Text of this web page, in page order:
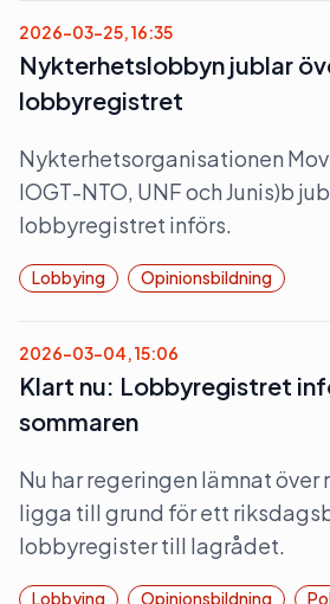
2026-03-25, 16:35
Nykterhetslobbyn jublar
lobbyregistret
Nykterhetsorganisationen
IOGT-NTO, UNF och Junis)b
lobbyregistret införs.
Lobbying Opinionsbildning
2026-03-04, 15:06
Klart nu: Lobbyregistret
sommaren
Nu har regeringen lämnat över
ligga till grund för ett
lobbyregister till lagrådet.
Lobbying Opinionsbildning